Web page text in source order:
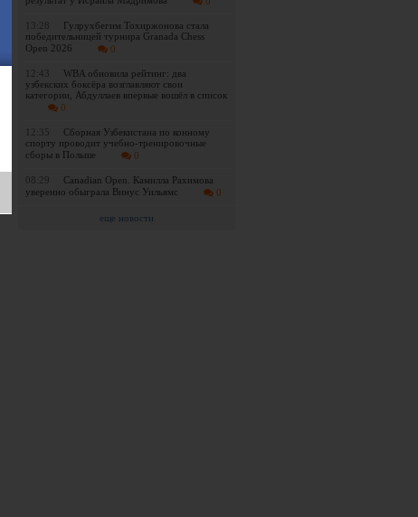
13:28
Гулрухбегим Тохиржонова стала
победительницей турнира Granada Chess
Open 2026
0
12:43
WBA обновила рейтинг: два
узбекских боксёра возглавляют свои
категории, Абдуллаев впервые вошёл в список
0
12:35
Сборная Узбекистана по конному
спорту проводит учебно-тренировочные
сборы в Польше
0
08:29
Canadian Open. Камилла Рахимова
уверенно обыграла Винус Уильямс
0
еще новости